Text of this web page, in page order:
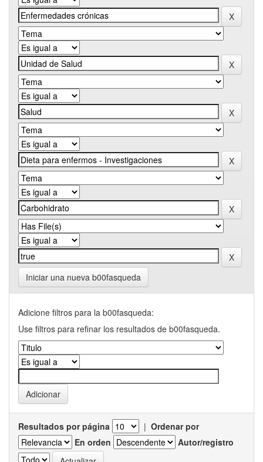
Iniciar una nueva b00fasqueda
Adicione filtros para la b00fasqueda:
Use filtros para refinar los resultados de b00fasqueda.
Resultados por página | Ordenar por
En orden
Autor/registro